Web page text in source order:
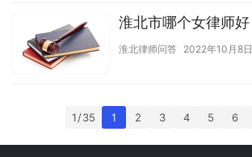
淮北市哪个女律师好
淮北律师问答 2022年10月8日
1 / 35 1 2 3 4 5 6